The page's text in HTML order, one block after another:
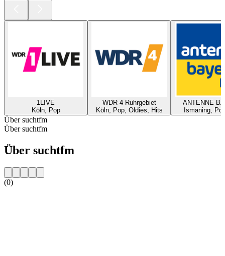
1LIVE
Köln, Pop
WDR 4 Ruhrgebiet
Köln, Pop, Oldies, Hits
ANTENNE
Ismaning,
Über suchtfm
Über suchtfm
Über suchtfm
(0)